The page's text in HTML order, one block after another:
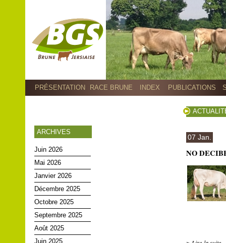
PRÉSENTATION RACE BRUNE INDEX PUBLICATIONS
ARCHIVES
Juin 2026
Mai 2026
Janvier 2026
Décembre 2025
Octobre 2025
Septembre 2025
Août 2025
Juin 2025
07 Jan.
NO